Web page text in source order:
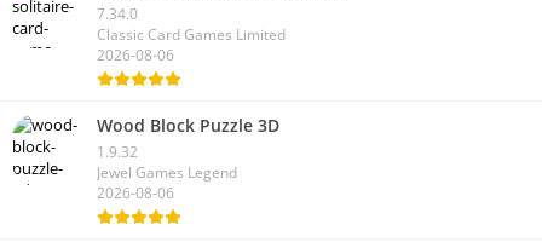
7.34.0
Classic Card Games Limited
2026-08-06
Wood Block Puzzle 3D
1.9.32
Jewel Games Legend
2026-08-06